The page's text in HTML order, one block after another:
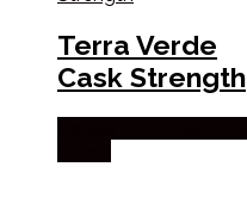
Terra Verde
Cask Strength